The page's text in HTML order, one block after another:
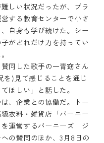
しい状況だったが、プラ
する教育センターで小さ
自身も学び続けた。シー
がどれだけ力を持ってい
同した歌手の一青窈さん
を)見て感じることを通じ
ほしい」と話した。
、企業との協働だ。トー
衣料・雑貨店「バーニー
運営するバーニーズ ジ
の賛同のほか、3月8日の